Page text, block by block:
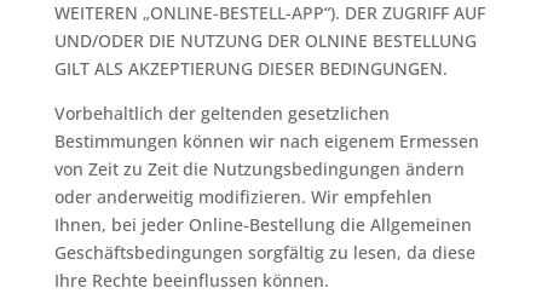
WEITEREN „ONLINE-BESTELL-APP“). DER ZUGRIFF AUF
UND/ODER DIE NUTZUNG DER OLNINE BESTELLUNG
GILT ALS AKZEPTIERUNG DIESER BEDINGUNGEN.
Vorbehaltlich der geltenden gesetzlichen
Bestimmungen können wir nach eigenem Ermessen
von Zeit zu Zeit die Nutzungsbedingungen ändern
oder anderweitig modifizieren. Wir empfehlen
Ihnen, bei jeder Online-Bestellung die Allgemeinen
Geschäftsbedingungen sorgfältig zu lesen, da diese
Ihre Rechte beeinflussen können.